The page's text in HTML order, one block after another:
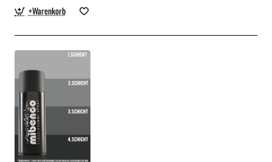
+Warenkorb